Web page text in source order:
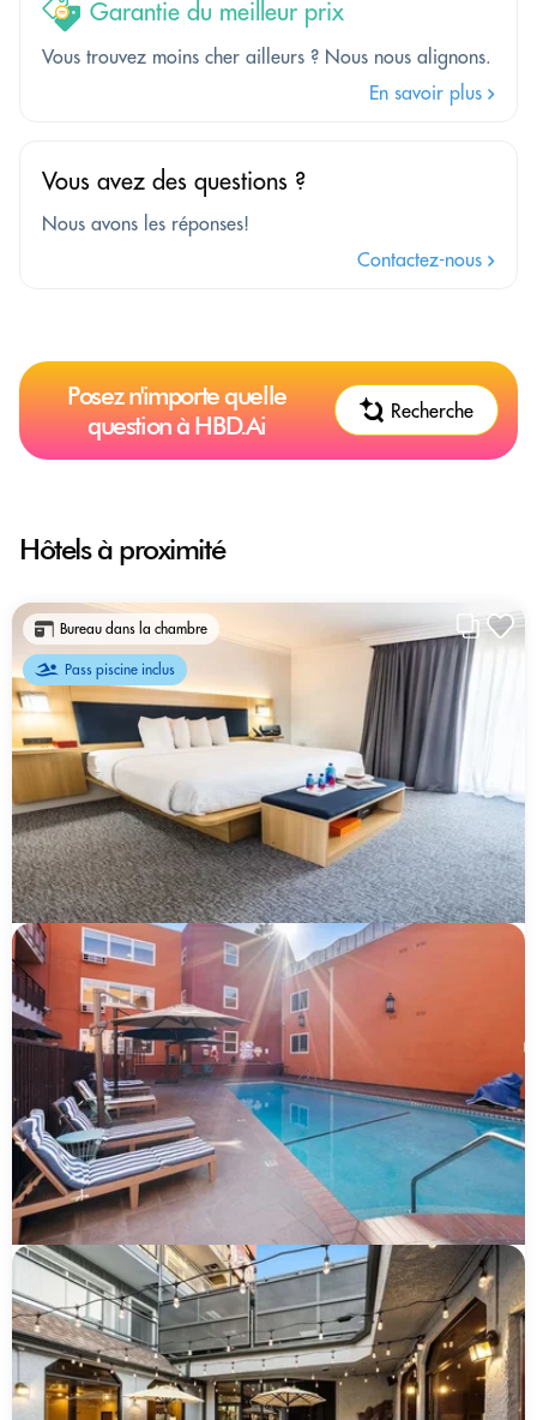
Garantie du meilleur prix
Vous trouvez moins cher ailleurs ? Nous nous alignons.
En savoir plus
Vous avez des questions ?
Nous avons les réponses!
Contactez-nous
Posez n'importe quelle
question à HBD.Ai
Recherche
Hôtels à proximité
Bureau dans la chambre
Pass piscine inclus